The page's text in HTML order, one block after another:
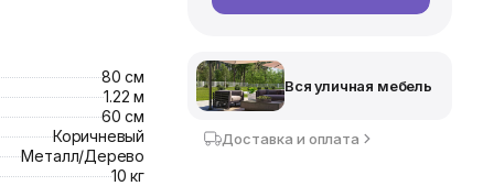
80 см
1.22 м
60 см
Коричневый
Металл/Дерево
10 кг
Вся уличная мебель
Доставка и оплата